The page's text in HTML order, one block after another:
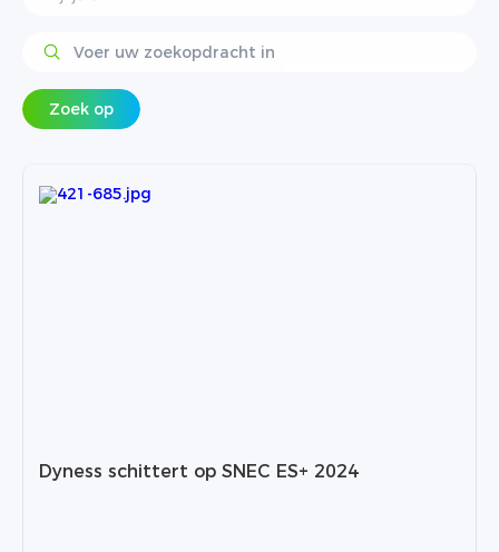
Zoek op
Dyness schittert op SNEC ES+ 2024